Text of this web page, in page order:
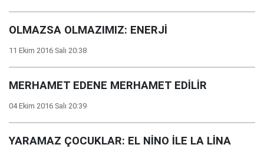
OLMAZSA OLMAZIMIZ: ENERJİ
11 Ekim 2016 Salı 20:38
MERHAMET EDENE MERHAMET EDİLİR
04 Ekim 2016 Salı 20:39
YARAMAZ ÇOCUKLAR: EL NİNO İLE LA LİNA